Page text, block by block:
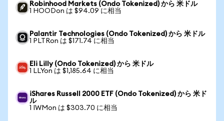
Robinhood Markets (Ondo Tokenized) から 米ドル
1 HOODon は $94.09 に相当
Palantir Technologies (Ondo Tokenized) から 米ドル
1 PLTRon は $171.74 に相当
Eli Lilly (Ondo Tokenized) から 米ドル
1 LLYon は $1,185.64 に相当
iShares Russell 2000 ETF (Ondo Tokenized) から 米ド
ル
1 IWMon は $303.70 に相当